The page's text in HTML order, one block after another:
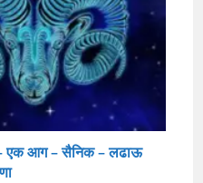
एक आग – सैनिक – लढाऊ